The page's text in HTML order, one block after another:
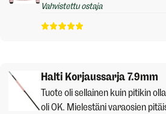
Vahvistettu ostaja
Halti Korjaussarja 7.9mm
Tuote oli sellainen kuin pitikin
oli OK. Mielestäni varaosien